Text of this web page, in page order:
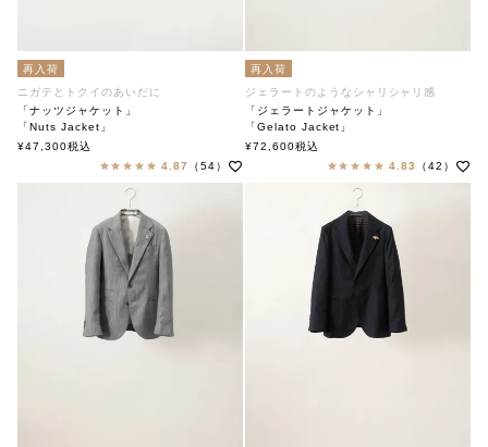
再入荷
ニガテとトクイのあいだに
「ナッツジャケット」
「Nuts Jacket」
soutiencollar（ステンカラー）
¥47,300税込
4.87
（54）
再入荷
ジェラートのようなシャリシャリ感
「ジェラートジャケット」
「Gelato Jacket」
soutiencollar（ステンカラー）
¥72,600税込
4.83
（42）